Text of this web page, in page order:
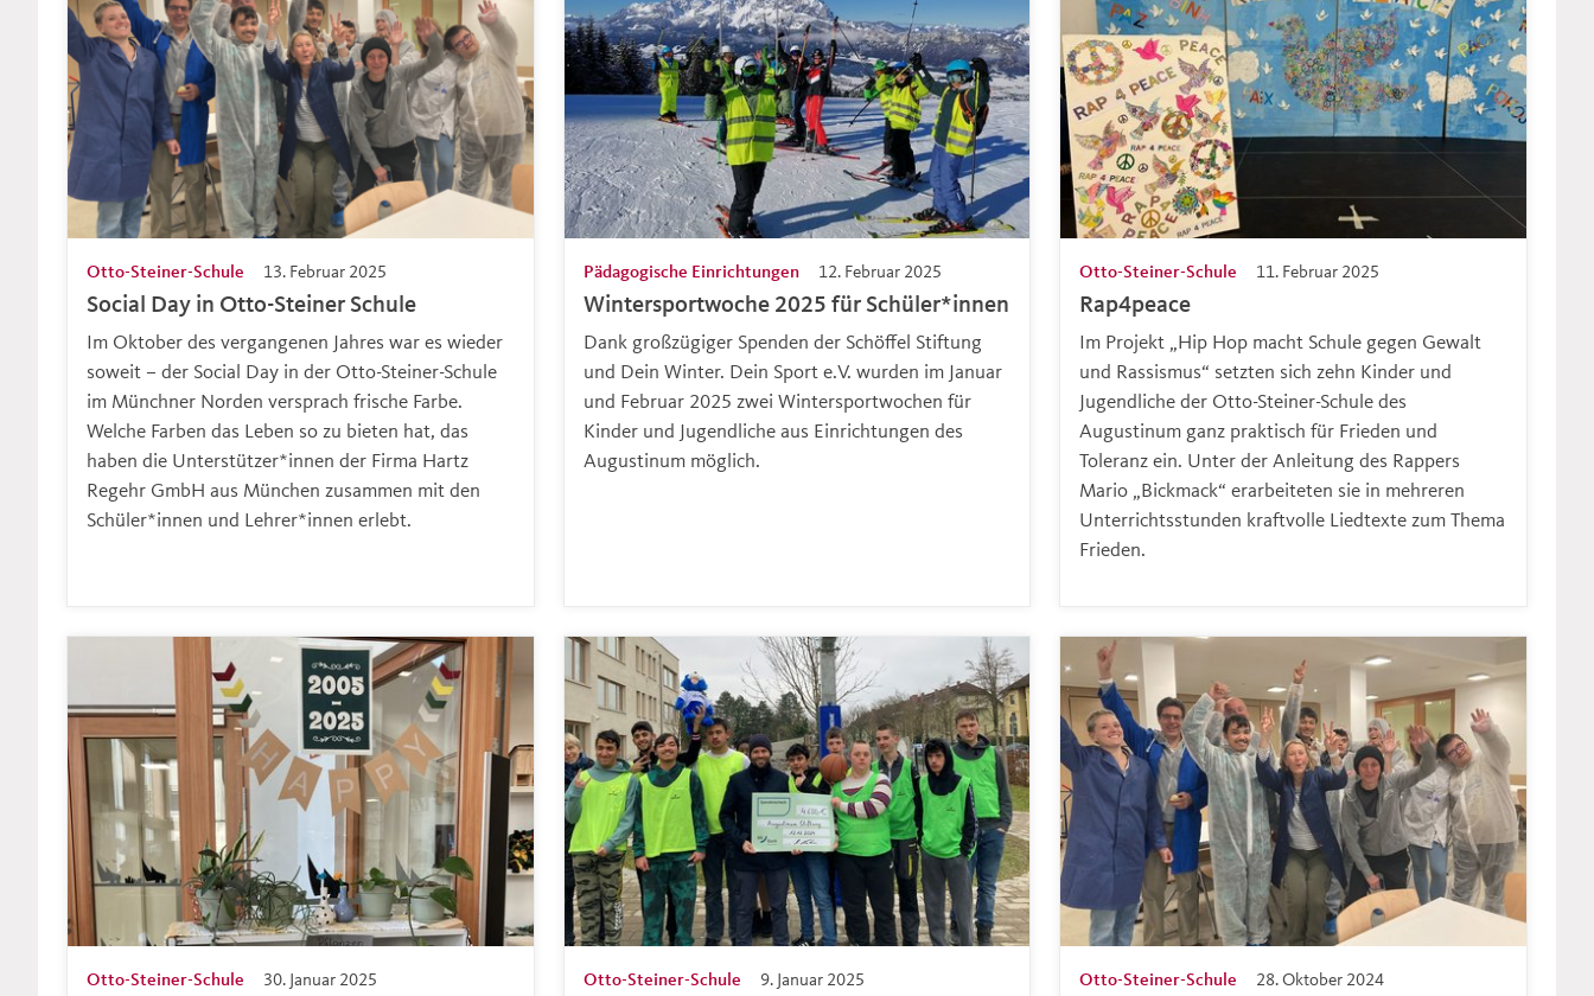
Social Day in Otto-Steiner Schule
13. Februar 2025
Otto-Steiner-Schule
Im Oktober des vergangenen Jahres war es wieder
soweit – der Social Day in der Otto-Steiner-Schule
im Münchner Norden versprach frische Farbe.
Welche Farben das Leben so zu bieten hat, das
haben die Unterstützer*innen der Firma Hartz
Regehr GmbH aus München zusammen mit den
Schüler*innen und Lehrer*innen erlebt.
Wintersportwoche 2025 für Schüler*innen
12. Februar 2025
Pädagogische Einrichtungen
Dank großzügiger Spenden der Schöffel Stiftung
und Dein Winter. Dein Sport e.V. wurden im Januar
und Februar 2025 zwei Wintersportwochen für
Kinder und Jugendliche aus Einrichtungen des
Augustinum möglich.
Rap4peace
11. Februar 2025
Otto-Steiner-Schule
Im Projekt „Hip Hop macht Schule gegen Gewalt
und Rassismus“ setzten sich zehn Kinder und
Jugendliche der Otto-Steiner-Schule des
Augustinum ganz praktisch für Frieden und
Toleranz ein. Unter der Anleitung des Rappers
Mario „Bickmack“ erarbeiteten sie in mehreren
Unterrichtsstunden kraftvolle Liedtexte zum Thema
Frieden.
30. Januar 2025
Otto-Steiner-Schule 9. Januar 2025
Otto-Steiner-Schule 28. Oktober 2024
Otto-Steiner-Schule